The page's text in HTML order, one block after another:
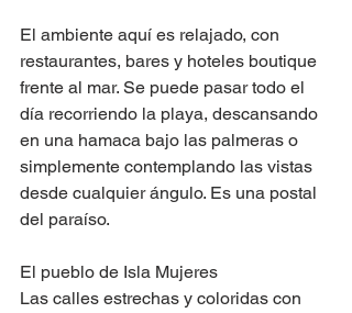
El ambiente aquí es relajado, con
restaurantes, bares y hoteles boutique
frente al mar. Se puede pasar todo el
día recorriendo la playa, descansando
en una hamaca bajo las palmeras o
simplemente contemplando las vistas
desde cualquier ángulo. Es una postal
del paraíso.
El pueblo de Isla Mujeres
Las calles estrechas y coloridas con